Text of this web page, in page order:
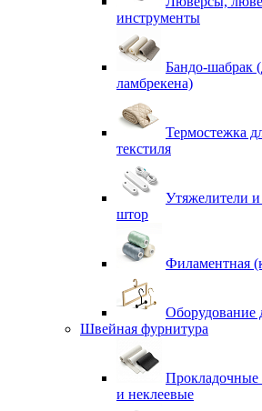
инструменты
Бандо-шабрак
ламбрекена)
Термостежка
текстиля
Утяжелители
штор
Филаментная
Оборудование
Швейная фурнитура
Прокладочные
и неклеевые